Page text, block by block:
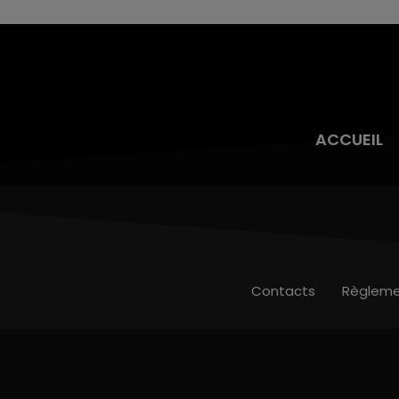
ACCUEIL
Contacts